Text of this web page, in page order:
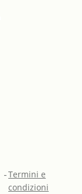
-Termini e
condizioni